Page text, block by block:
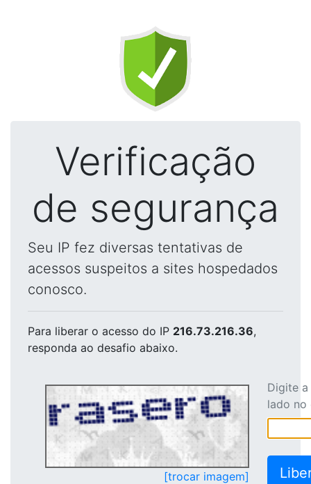
Verificação
de segurança
Seu IP fez diversas tentativas de
acessos suspeitos a sites hospedados
conosco.
Para liberar o acesso do IP 216.73.216.36,
responda ao desafio abaixo.
[trocar imagem]
Digite
lado no